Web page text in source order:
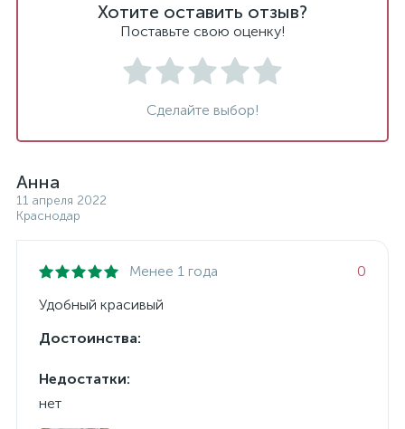
Хотите оставить отзыв?
Поставьте свою оценку!
Сделайте выбор!
Анна
11 апреля 2022
Краснодар
Менее 1 года
0
Удобный красивый
Достоинства:
Недостатки:
нет